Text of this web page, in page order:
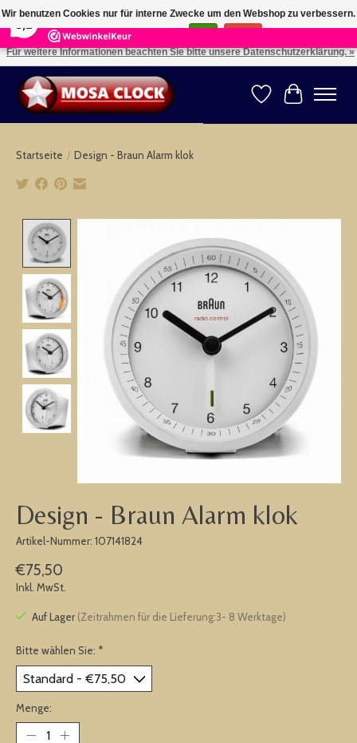
164 Reviews ×
Kies uw taal: NL -- Wählen Sie ihre Sprache: DE -- Choose your language: EN ⇓ ⇒
Wunschzettel
Ihr
Startseite / Design - Braun Alarm klok
Design - Braun Alarm klok
Artikel-Nummer: 107141824
€75,50
Inkl. MwSt.
Auf Lager (Zeitrahmen für die Lieferung:3- 8 Werktage)
Bitte wählen Sie: *
Menge:
Wir benutzen Cookies nur für interne Zwecke um den Webshop zu verbessern.
Ist das in Ordnung?
Für weitere Informationen beachten Sie bitte unsere Datenschutzerklärung. »